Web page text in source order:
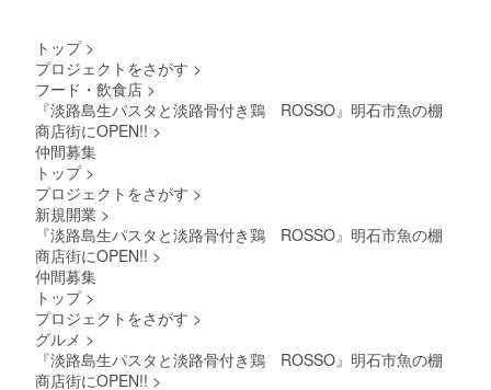
トップ >
プロジェクトをさがす >
フード・飲食店 >
『淡路島生パスタと淡路骨付き鶏 ROSSO』明石市魚の棚
商店街にOPEN!! >
仲間募集
トップ >
プロジェクトをさがす >
新規開業 >
『淡路島生パスタと淡路骨付き鶏 ROSSO』明石市魚の棚
商店街にOPEN!! >
仲間募集
トップ >
プロジェクトをさがす >
グルメ >
『淡路島生パスタと淡路骨付き鶏 ROSSO』明石市魚の棚
商店街にOPEN!! >